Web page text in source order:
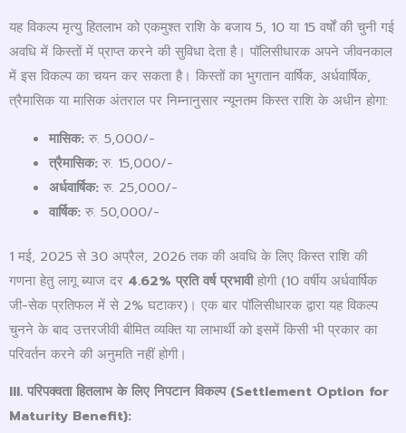
यह विकल्प मृत्यु हितलाभ को एकमुश्त राशि के बजाय 5, 10 या 15 वर्षों की चुनी गई
अवधि में किस्तों में प्राप्त करने की सुविधा देता है। पॉलिसीधारक अपने जीवनकाल
में इस विकल्प का चयन कर सकता है। किस्तों का भुगतान वार्षिक, अर्धवार्षिक,
त्रैमासिक या मासिक अंतराल पर निम्नानुसार न्यूनतम किस्त राशि के अधीन होगा:
मासिक:रु. 5,000/-
त्रैमासिक:रु. 15,000/-
अर्धवार्षिक:रु. 25,000/-
वार्षिक:रु. 50,000/-
1 मई, 2025 से 30 अप्रैल, 2026 तक की अवधि के लिए किस्त राशि की
गणना हेतु लागू ब्याज दर 4.62% प्रति वर्ष प्रभावीहोगी (10 वर्षीय अर्धवार्षिक
जी-सेक प्रतिफल में से 2% घटाकर)। एक बार पॉलिसीधारक द्वारा यह विकल्प
चुनने के बाद उत्तरजीवी बीमित व्यक्ति या लाभार्थी को इसमें किसी भी प्रकार का
परिवर्तन करने की अनुमति नहीं होगी।
III. परिपक्वता हितलाभ के लिए निपटान विकल्प (Settlement Option for
Maturity Benefit):